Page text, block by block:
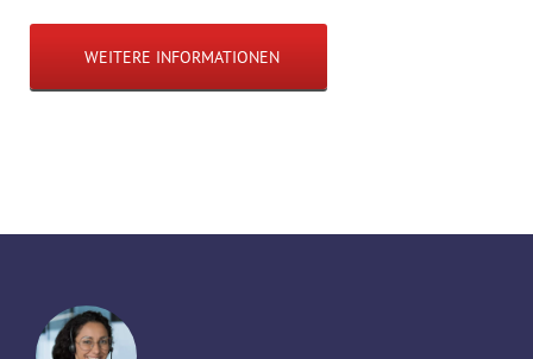
WEITERE INFORMATIONEN